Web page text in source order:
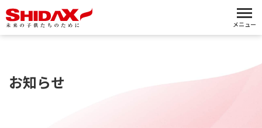
メニュー
お知らせ